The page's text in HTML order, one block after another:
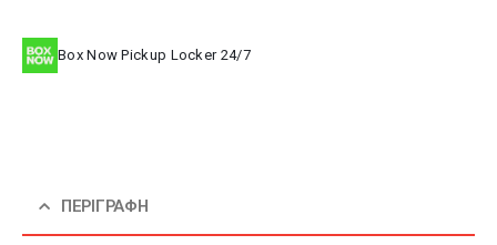
Box Now Pickup Locker 24/7
ΠΕΡΙΓΡΑΦΉ